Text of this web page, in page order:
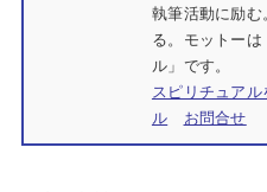
執筆活動に励
る。モットー
ル」です。
スピリチュア
ル
お問合せ